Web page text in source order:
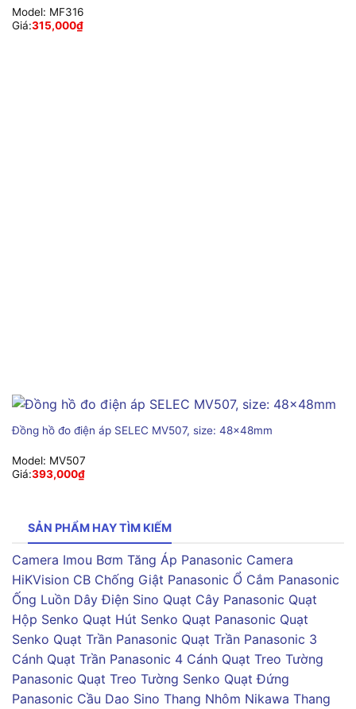
Model: MF316
Giá:315,000₫
Đồng hồ đo điện áp SELEC MV507, size: 48x48mm
Model: MV507
Giá:393,000₫
SẢN PHẨM HAY TÌM KIẾM
Camera Imou Bơm Tăng Áp Panasonic Camera
HiKVision CB Chống Giật Panasonic Ổ Cắm Panasonic
Ống Luồn Dây Điện Sino Quạt Cây Panasonic Quạt
Hộp Senko Quạt Hút Senko Quạt Panasonic Quạt
Senko Quạt Trần Panasonic Quạt Trần Panasonic 3
Cánh Quạt Trần Panasonic 4 Cánh Quạt Treo Tường
Panasonic Quạt Treo Tường Senko Quạt Đứng
Panasonic Cầu Dao Sino Thang Nhôm Nikawa Thang